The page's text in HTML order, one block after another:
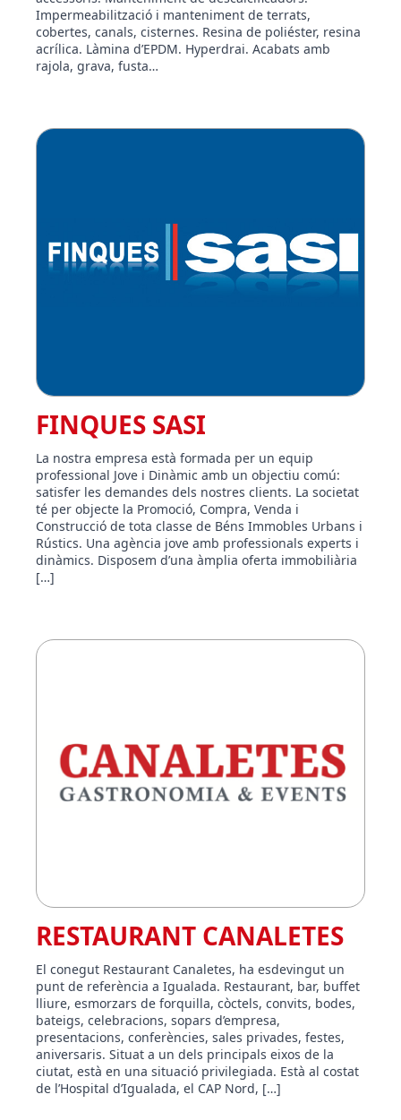
Impermeabilització i manteniment de terrats,
cobertes, canals, cisternes. Resina de poliéster, resina
acrílica. Làmina d’EPDM. Hyperdrai. Acabats amb
rajola, grava, fusta…
FINQUES SASI
La nostra empresa està formada per un equip
professional Jove i Dinàmic amb un objectiu comú:
satisfer les demandes dels nostres clients. La societat
té per objecte la Promoció, Compra, Venda i
Construcció de tota classe de Béns Immobles Urbans i
Rústics. Una agència jove amb professionals experts i
dinàmics. Disposem d’una àmplia oferta immobiliària
[…]
RESTAURANT CANALETES
El conegut Restaurant Canaletes, ha esdevingut un
punt de referència a Igualada. Restaurant, bar, buffet
lliure, esmorzars de forquilla, còctels, convits, bodes,
bateigs, celebracions, sopars d’empresa,
presentacions, conferències, sales privades, festes,
aniversaris. Situat a un dels principals eixos de la
ciutat, està en una situació privilegiada. Està al costat
de l’Hospital d’Igualada, el CAP Nord, […]